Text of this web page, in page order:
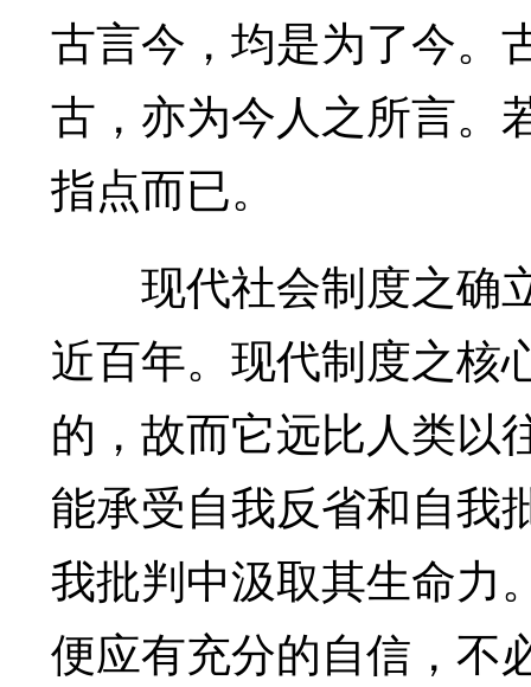
古言今，均是为了今。
古，亦为今人之所言。
指点而已。
现代社会制度之确
近百年。现代制度之核
的，故而它远比人类以
能承受自我反省和自我
我批判中汲取其生命力
便应有充分的自信，不